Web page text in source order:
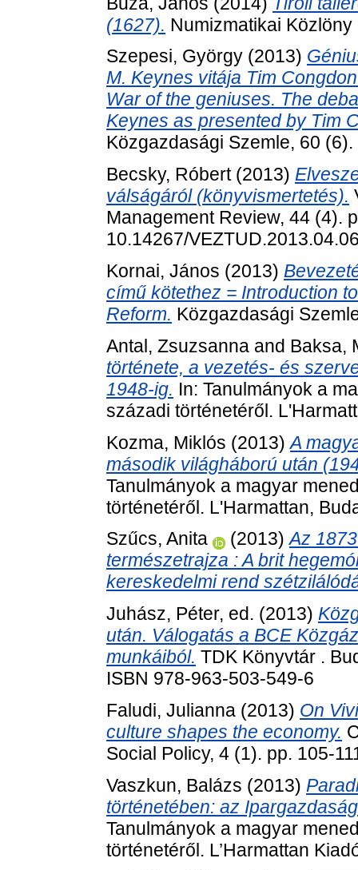
(1627). Numizmatikai
Szepesi, György (2013)
M. Keynes vitája Tim
War of the geniuses. The
Keynes as presented by Tim
Közgazdasági Szemle, 60
Becsky, Róbert(2013)
válságáról (könyvismertetés).
Management Review, 44 (4).
10.14267/
Kornai, János (2013)
című kötethez = Introduction
Reform. Közgazdasági
Antal, Zsuzsanna and Baksa,
története, a vezetés- és
1948-ig. In: Tanulmányok a
századi történetéről.
Kozma, Miklós (2013)A
második világháború után
Tanulmányok a magyar
történetéről. L'Harmattan,
Szűcs, Anita
(2013)Az
természetrajza : A brit
kereskedelmi rend
Juhász, Péter, ed. (2013)
után. Válogatás a BCE
munkáiból. TDK Könyvtár .
ISBN 978-963-503-549-6
Faludi, Julianna (2013) On
culture shapes the economy.
Social Policy, 4 (1). pp. 105-
Vaszkun, Balázs (2013)
történetében: az
Tanulmányok a magyar
történetéről. L’Harmattan